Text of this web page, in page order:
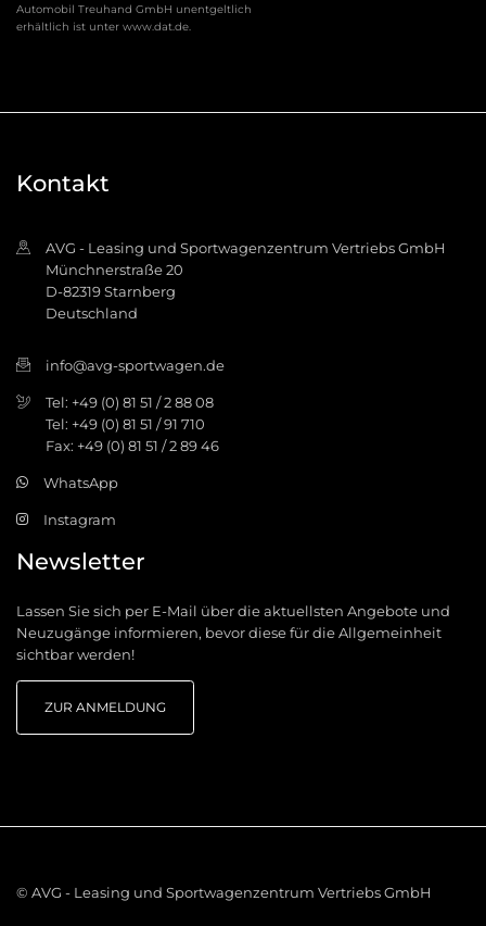
Automobil Treuhand GmbH unentgeltlich
erhältlich ist unter www.dat.de.
Kontakt
AVG - Leasing und Sportwagenzentrum Vertriebs GmbH
Münchnerstraße 20
D-82319 Starnberg
Deutschland
info@avg-sportwagen.de
Tel: +49 (0) 81 51 / 2 88 08
Tel: +49 (0) 81 51 / 91 710
Fax: +49 (0) 81 51 / 2 89 46
WhatsApp
Instagram
Newsletter
Lassen Sie sich per E-Mail über die aktuellsten Angebote und
Neuzugänge informieren, bevor diese für die Allgemeinheit
sichtbar werden!
ZUR ANMELDUNG
© AVG - Leasing und Sportwagenzentrum Vertriebs GmbH